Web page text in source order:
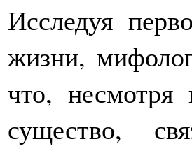
Исследуя
жизни,
что, несмотря
существо,